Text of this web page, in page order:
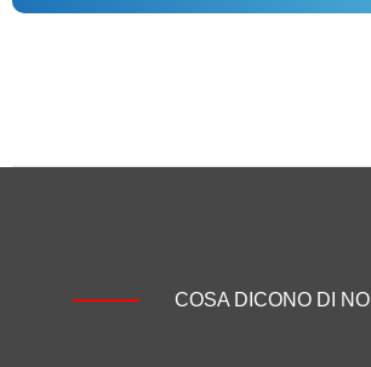
COSA DICONO DI NOI